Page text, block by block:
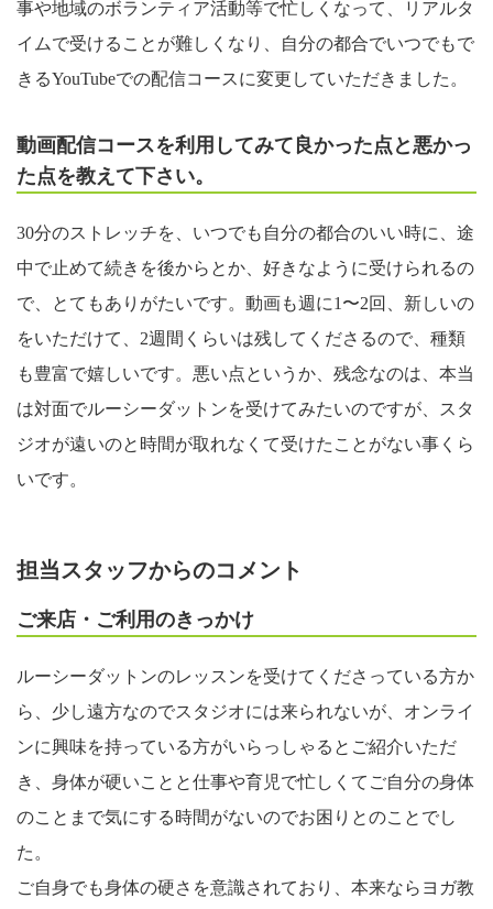
事や地域のボランティア活動等で忙しくなって、リアルタ
イムで受けることが難しくなり、自分の都合でいつでもで
きるYouTubeでの配信コースに変更していただきました。
動画配信コースを利用してみて良かった点と悪かっ
た点を教えて下さい。
30分のストレッチを、いつでも自分の都合のいい時に、途
中で止めて続きを後からとか、好きなように受けられるの
で、とてもありがたいです。動画も週に1〜2回、新しいの
をいただけて、2週間くらいは残してくださるので、種類
も豊富で嬉しいです。悪い点というか、残念なのは、本当
は対面でルーシーダットンを受けてみたいのですが、スタ
ジオが遠いのと時間が取れなくて受けたことがない事くら
いです。
担当スタッフからのコメント
ご来店・ご利用のきっかけ
ルーシーダットンのレッスンを受けてくださっている方か
ら、少し遠方なのでスタジオには来られないが、オンライ
ンに興味を持っている方がいらっしゃるとご紹介いただ
き、身体が硬いことと仕事や育児で忙しくてご自分の身体
のことまで気にする時間がないのでお困りとのことでし
た。
ご自身でも身体の硬さを意識されており、本来ならヨガ教